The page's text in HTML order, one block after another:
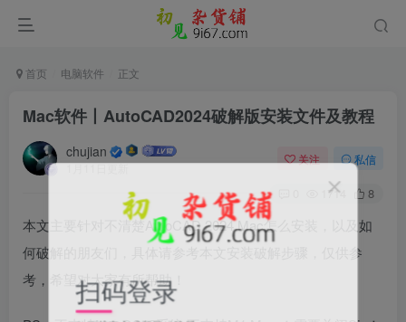
首页 电脑软件 正文
Mac软件丨AutoCAD2024破解版安装文件及教程
chujian
1月11日更新
关注 私信
1714 8
本文主要针对不清楚AutoCAD 2024 Mac怎么安装，以及如
何破解的朋友们，具体请参考本文安装破解步骤，仅供参
考，希望对大家有所帮助！
扫码登录